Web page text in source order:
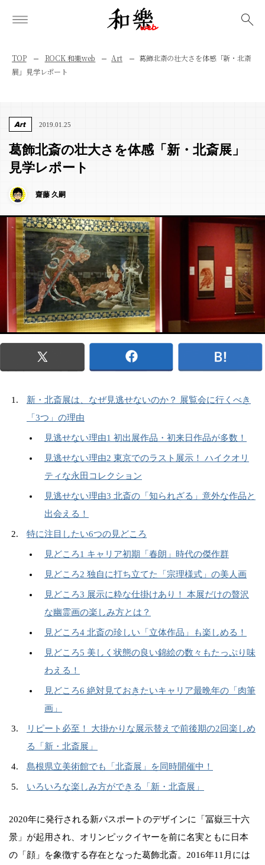
TOP ROCK 和樂web Art
葛飾北斎の壮大さを体感「新・北斎
展」見学レポート
Art 2019.01.25
葛飾北斎の壮大さを体感「新・北斎展」
見学レポート
齋藤 久嗣
新・北斎展は、なぜ見逃せないのか？ 展覧会に行くべき
「3つ」の理由
見逃せない理由1 初出展作品・初来日作品が多数！
見逃せない理由2 東京でのラスト展示！ ハイクオリ
ティな永田コレクション
見逃せない理由3 北斎の「知られざる」意外な作品と
出会える！
特に注目したい6つの見どころ
見どころ1 キャリア初期「春朗」時代の傑作群
見どころ2 独自に打ち立てた「宗理様式」の美人画
見どころ3 展示に粋な仕掛けあり！ 本展だけの贅沢
な幽霊画の楽しみ方とは？
見どころ4 北斎の珍しい「立体作品」も楽しめる！
見どころ5 美しく状態の良い錦絵の数々もたっぷり味
わえる！
見どころ6 絶対見ておきたいキャリア最晩年の「肉筆
画」
リピート必至！ 大掛かりな展示替えで前後期の2回楽しめ
る「新・北斎展」
島根県立美術館でも「北斎展」を同時開催中！
いろいろな楽しみ方ができる「新・北斎展」
2020年に発行される新パスポートのデザインに「冨嶽三十六
景」が起用され、オリンピックイヤーを前に名実ともに日本
の「顔」を象徴する存在となった葛飾北斎。2016年11月には